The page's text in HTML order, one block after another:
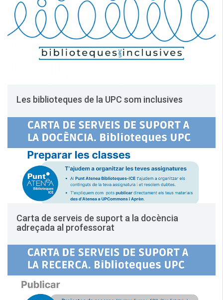
Les biblioteques de la UPC som inclusives
Carta de serveis de suport a la docència
adreçada al professorat